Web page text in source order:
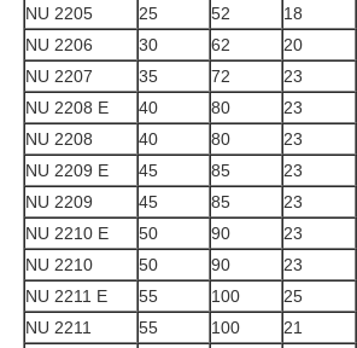
NU 2205
25 52 18
NU 2206
30 62 20
NU 2207
35 72 23
NU 2208 Ε
40 80 23
NU 2208
40 80 23
NU 2209 Ε
45 85 23
NU 2209
45 85 23
NU 2210 Ε
50 90 23
NU 2210
50 90 23
NU 2211 Ε
55 100 25
NU 2211
55 100 21